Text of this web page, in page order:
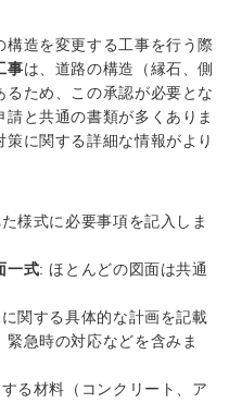
構造を変更する工事を行う際
事は、道路の構造（縁石、側
ため、この承認が必要とな
と共通の書類が多くありま
に関する詳細な情報がより
様式に必要事項を記入しま
一式: ほとんどの図面は共通
関する具体的な計画を記載
急時の対応などを含みま
る材料（コンクリート、ア